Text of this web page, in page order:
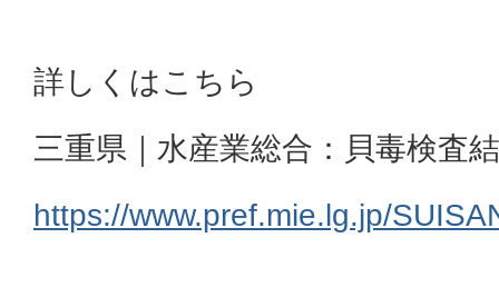
詳しくはこちら
三重県｜水産業総合：貝毒検査
https://www.pref.mie.lg.jp/